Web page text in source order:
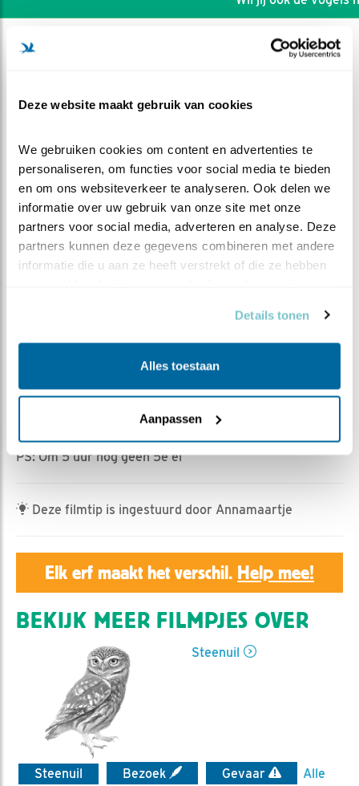
Deze website maakt gebruik van cookies
We gebruiken cookies om content en advertenties te
personaliseren, om functies voor social media te bieden
en om ons websiteverkeer te analyseren. Ook delen we
informatie over uw gebruik van onze site met onze
partners voor social media, adverteren en analyse. Deze
partners kunnen deze gegevens combineren met andere
informatie die u aan ze heeft verstrekt of die ze hebben
Details tonen
Alles toestaan
Aanpassen
DEEL DIT FILMPJE
Onheil in beeld en geluid?
Geert | Geplaatst op 5 april 2024, 5:10 |
de kleine steenuiltjes.
PS: Om 5 uur nog geen 5e ei
Deze filmtip is ingestuurd door Annamaartje
Elk erf maakt het verschil. Help mee!
BEKIJK MEER FILMPJES OVER
Steenuil
Steenuil Bezoek Gevaar
Alle